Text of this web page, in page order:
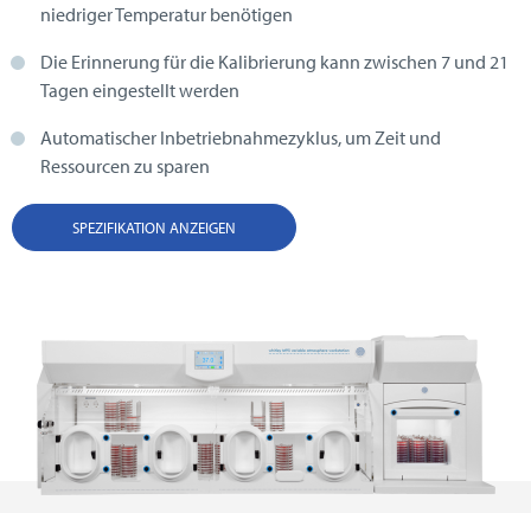
niedriger Temperatur benötigen
Die Erinnerung für die Kalibrierung kann zwischen 7 und 21
Tagen eingestellt werden
Automatischer Inbetriebnahmezyklus, um Zeit und
Ressourcen zu sparen
SPEZIFIKATION ANZEIGEN